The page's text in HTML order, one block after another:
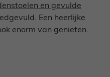
en gevulde
Een heerlijke
enorm van genieten.